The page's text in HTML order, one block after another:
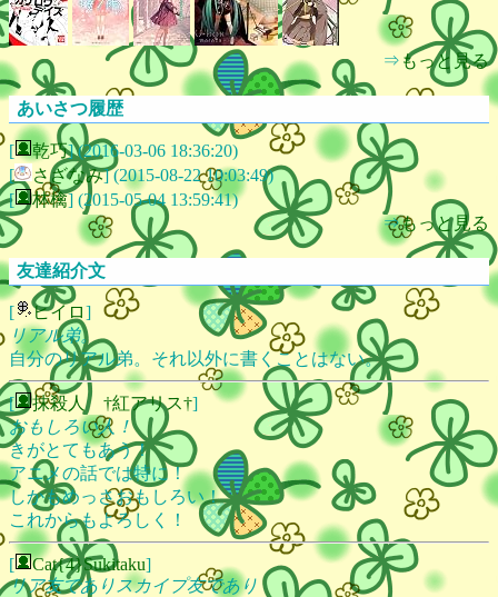
⇒ もっと見る
あいさつ履歴
[ 乾巧] (2016-03-06 18:36:20)
[
さざなみ] (2015-08-22 10:03:49)
[
林檎] (2015-05-04 13:59:41)
⇒もっと見る
友達紹介文
[ ヒイロ]
リアル弟。
自分のリアル弟。それ以外に書くことはない。
[ 抹殺人 †紅アリス†]
おもしろい人！
きがとてもあう！
アニメの話では特に！
しかもめっさおもしろい！
これからもよろしく！
[ Cat{4}Sukitaku]
リア友でありスカイプ友であり